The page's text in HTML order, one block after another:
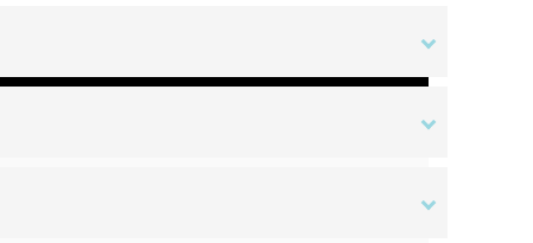
場合を除き、原則として返品交換を受け付